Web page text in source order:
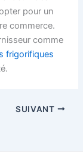
pour un
commerce.
comme
frigorifiques
SUIVANT